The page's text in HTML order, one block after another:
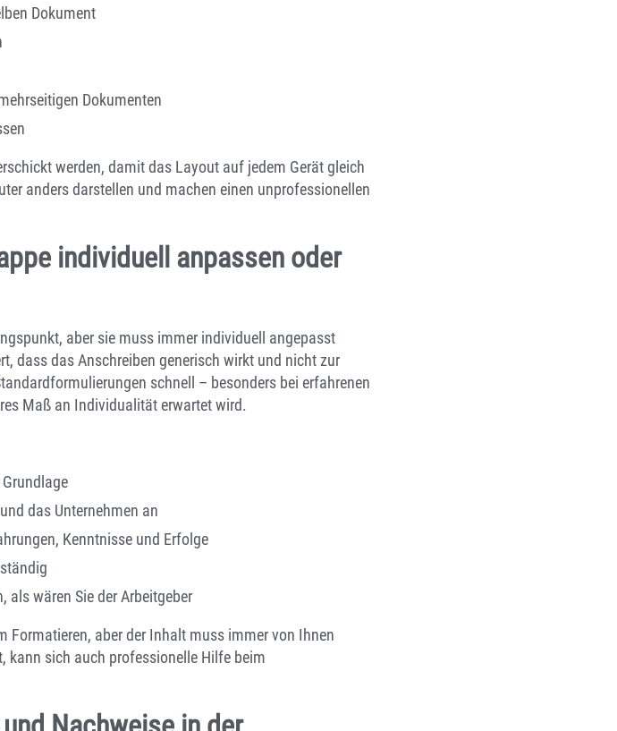
Dokument
Dokumenten
werden, damit das Layout auf jedem Gerät gleich
anders darstellen und machen einen unprofessionellen
individuell anpassen oder
aber sie muss immer individuell angepasst
dass das Anschreiben generisch wirkt und nicht zur
schnell – besonders bei erfahrenen
Maß an Individualität erwartet wird.
das Unternehmen an
Kenntnisse und Erfolge
als wären Sie der Arbeitgeber
Formatieren, aber der Inhalt muss immer von Ihnen
kann sich auch professionelle Hilfe beim